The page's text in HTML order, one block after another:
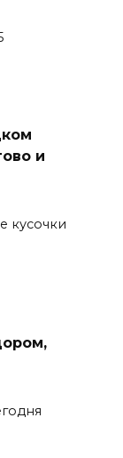
и
кусочки